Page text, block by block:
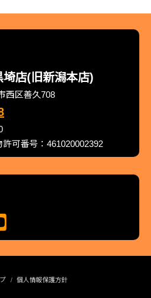
店(旧新潟本店)
西区善久708
可番号：461020002392
個人情報保護方針